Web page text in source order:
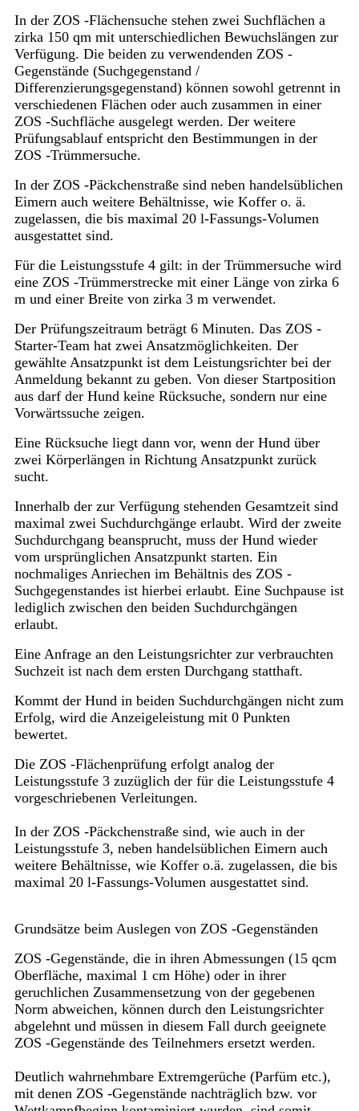
In der ZOS -Flächensuche stehen zwei Suchflächen a
zirka 150 qm mit unterschiedlichen Bewuchslängen zur
Verfügung. Die beiden zu verwendenden ZOS -
Gegenstände (Suchgegenstand /
Differenzierungsgegenstand) können sowohl getrennt in
verschiedenen Flächen oder auch zusammen in einer
ZOS -Suchfläche ausgelegt werden. Der weitere
Prüfungsablauf entspricht den Bestimmungen in der
ZOS -Trümmersuche.
In der ZOS -Päckchenstraße sind neben handelsüblichen
Eimern auch weitere Behältnisse, wie Koffer o. ä.
zugelassen, die bis maximal 20 l-Fassungs-Volumen
ausgestattet sind.
Für die Leistungsstufe 4 gilt: in der Trümmersuche wird
eine ZOS -Trümmerstrecke mit einer Länge von zirka 6
m und einer Breite von zirka 3 m verwendet.
Der Prüfungszeitraum beträgt 6 Minuten. Das ZOS -
Starter-Team hat zwei Ansatzmöglichkeiten. Der
gewählte Ansatzpunkt ist dem Leistungsrichter bei der
Anmeldung bekannt zu geben. Von dieser Startposition
aus darf der Hund keine Rücksuche, sondern nur eine
Vorwärtssuche zeigen.
Eine Rücksuche liegt dann vor, wenn der Hund über
zwei Körperlängen in Richtung Ansatzpunkt zurück
sucht.
Innerhalb der zur Verfügung stehenden Gesamtzeit sind
maximal zwei Suchdurchgänge erlaubt. Wird der zweite
Suchdurchgang beansprucht, muss der Hund wieder
vom ursprünglichen Ansatzpunkt starten. Ein
nochmaliges Anriechen im Behältnis des ZOS -
Suchgegenstandes ist hierbei erlaubt. Eine Suchpause ist
lediglich zwischen den beiden Suchdurchgängen
erlaubt.
Eine Anfrage an den Leistungsrichter zur verbrauchten
Suchzeit ist nach dem ersten Durchgang statthaft.
Kommt der Hund in beiden Suchdurchgängen nicht zum
Erfolg, wird die Anzeigeleistung mit 0 Punkten
bewertet.
Die ZOS -Flächenprüfung erfolgt analog der
Leistungsstufe 3 zuzüglich der für die Leistungsstufe 4
vorgeschriebenen Verleitungen.
In der ZOS -Päckchenstraße sind, wie auch in der
Leistungsstufe 3, neben handelsüblichen Eimern auch
weitere Behältnisse, wie Koffer o.ä. zugelassen, die bis
maximal 20 l-Fassungs-Volumen ausgestattet sind.
Grundsätze beim Auslegen von ZOS -Gegenständen
ZOS -Gegenstände, die in ihren Abmessungen (15 qcm
Oberfläche, maximal 1 cm Höhe) oder in ihrer
geruchlichen Zusammensetzung von der gegebenen
Norm abweichen, können durch den Leistungsrichter
abgelehnt und müssen in diesem Fall durch geeignete
ZOS -Gegenstände des Teilnehmers ersetzt werden.
Deutlich wahrnehmbare Extremgerüche (Parfüm etc.),
mit denen ZOS -Gegenstände nachträglich bzw. vor